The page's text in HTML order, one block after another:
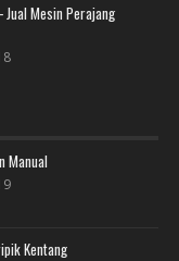
Jual Mesin Perajang
Manual
Kentang